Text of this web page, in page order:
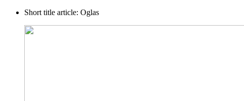
Short title article: Oglas